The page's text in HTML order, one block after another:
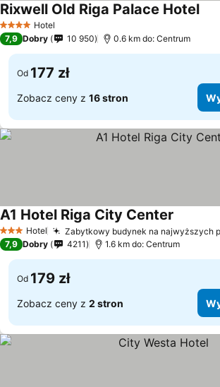
4 KategoriaHotel
Rixwell Old Riga Palace Hotel
7,9 Dobry 10 950 0.6 km do: Centrum
Od 177 zł
Zobacz ceny z 16 stron
3 Kategoria
Hotel Zabytkowy budynek na najwyższych
A1 Hotel Riga City Center
7,9 Dobry 4211 1.6 km do: Centrum
Od 179 zł
Zobacz ceny z 2 stron